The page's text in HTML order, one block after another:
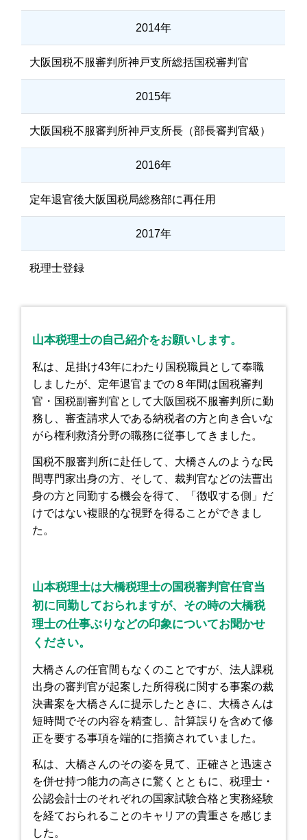
2014年
大阪国税不服審判所神戸支所総括国税審判官
2015年
大阪国税不服審判所神戸支所長（部長審判官級）
2016年
定年退官後大阪国税局総務部に再任用
2017年
税理士登録
山本税理士の自己紹介をお願いします。
私は、足掛け43年にわたり国税職員として奉職
しましたが、定年退官までの８年間は国税審判
官・国税副審判官として大阪国税不服審判所に勤
務し、審査請求人である納税者の方と向き合いな
がら権利救済分野の職務に従事してきました。
国税不服審判所に赴任して、大橋さんのような民
間専門家出身の方、そして、裁判官などの法曹出
身の方と同勤する機会を得て、「徴収する側」だ
けではない複眼的な視野を得ることができまし
た。
山本税理士は大橋税理士の国税審判官任官当
初に同勤しておられますが、その時の大橋税
理士の仕事ぶりなどの印象についてお聞かせ
ください。
大橋さんの任官間もなくのことですが、法人課税
出身の審判官が起案した所得税に関する事案の裁
決書案を大橋さんに提示したときに、大橋さんは
短時間でその内容を精査し、計算誤りを含めて修
正を要する事項を端的に指摘されていました。
私は、大橋さんのその姿を見て、正確さと迅速さ
を併せ持つ能力の高さに驚くとともに、税理士・
公認会計士のそれぞれの国家試験合格と実務経験
を経ておられることのキャリアの貴重さを感じま
した。